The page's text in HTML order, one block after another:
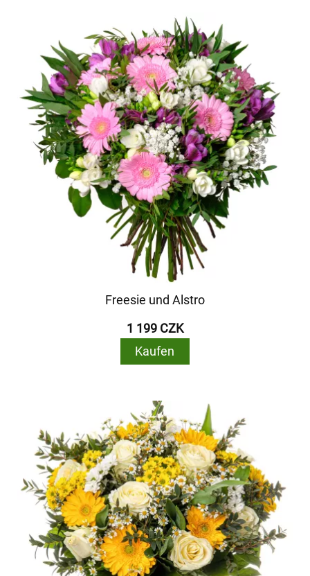
Freesie und Alstro
1 199 CZK
Kaufen